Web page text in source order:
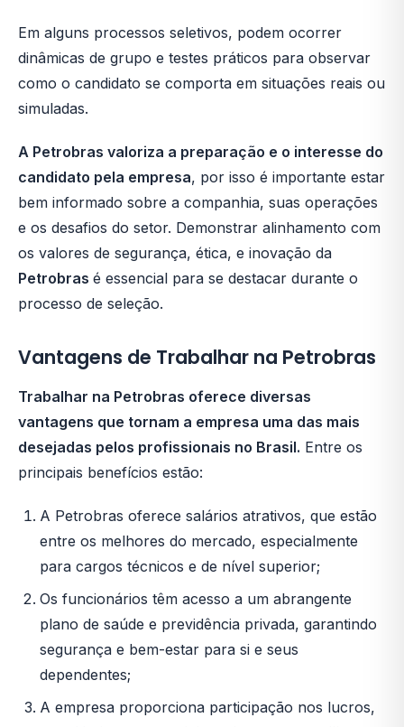
Em alguns processos seletivos, podem ocorrer
dinâmicas de grupo e testes práticos para observar
como o candidato se comporta em situações reais ou
simuladas.
A Petrobras valoriza a preparação e o interesse do
candidato pela empresa, por isso é importante estar
bem informado sobre a companhia, suas operações
e os desafios do setor. Demonstrar alinhamento com
os valores de segurança, ética, e inovação da
Petrobras é essencial para se destacar durante o
processo de seleção.
Vantagens de Trabalhar na Petrobras
Trabalhar na Petrobras oferece diversas
vantagens que tornam a empresa uma das mais
desejadas pelos profissionais no Brasil. Entre os
principais benefícios estão:
A Petrobras oferece salários atrativos, que estão
entre os melhores do mercado, especialmente
para cargos técnicos e de nível superior;
Os funcionários têm acesso a um abrangente
plano de saúde e previdência privada, garantindo
segurança e bem-estar para si e seus
dependentes;
A empresa proporciona participação nos lucros,